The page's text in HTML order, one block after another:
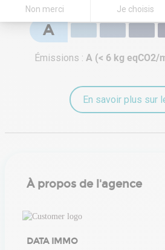
Non merci Je choisis
Axeptio consent
Plateforme de Gestion du Consentement :
Indice d'émission de gaz à effet
A
Émissions : A (< 6 kg eqCO2/
En savoir plus sur
À propos de l'agence
DATA IMMO